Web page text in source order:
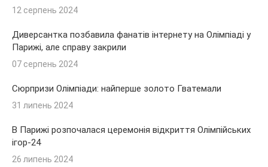
12 серпень 2024
Диверсантка позбавила фанатів інтернету на Олімпіаді у
Парижі, але справу закрили
07 серпень 2024
Сюрпризи Олімпіади: найперше золото Гватемали
31 липень 2024
В Парижі розпочалася церемонія відкриття Олімпійських
ігор-24
26 липень 2024